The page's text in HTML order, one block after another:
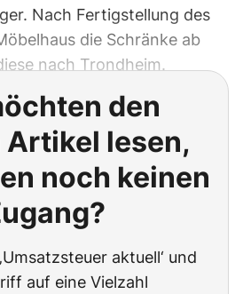
Nach Fertigstellung des
die Schränke ab
nach Trondheim.
den
Artikel lesen,
noch keinen
aktuell‘ und
auf eine Vielzahl